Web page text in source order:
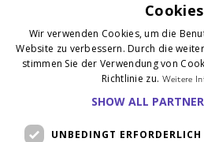
Wir verwenden Cookies, um die
Website zu verbessern. Durch die
stimmen Sie der Verwendung von
Richtlinie zu. Weitere
SHOW ALL
UNBEDINGT ERFORDERLICH